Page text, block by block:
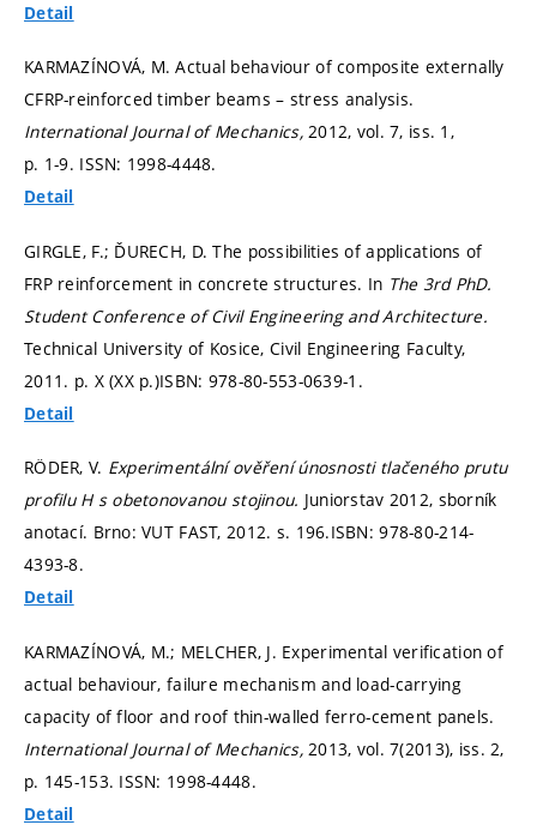
Detail
KARMAZÍNOVÁ, M. Actual behaviour of composite externally
CFRP-reinforced timber beams – stress analysis.
International Journal of Mechanics,2012, vol. 7, iss. 1,
p. 1-9. ISSN: 1998-4448.
Detail
GIRGLE, F.; ĎURECH, D. The possibilities of applications of
FRP reinforcement in concrete structures. In The 3rd PhD.
Student Conference of Civil Engineering and Architecture.
Technical University of Kosice, Civil Engineering Faculty,
2011. p. X (XX p.)ISBN: 978-80-553-0639-1.
Detail
RÖDER, V. Experimentální ověření únosnosti tlačeného prutu
profilu H s obetonovanou stojinou. Juniorstav 2012, sborník
anotací. Brno: VUT FAST, 2012. s. 196.ISBN: 978-80-214-
4393-8.
Detail
KARMAZÍNOVÁ, M.; MELCHER, J. Experimental verification of
actual behaviour, failure mechanism and load-carrying
capacity of floor and roof thin-walled ferro-cement panels.
International Journal of Mechanics, 2013, vol. 7(2013), iss. 2,
p. 145-153. ISSN: 1998-4448.
Detail